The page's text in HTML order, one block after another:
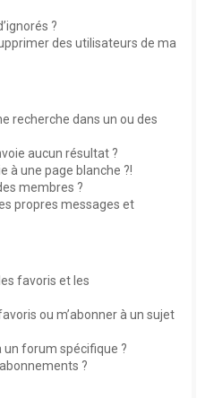
?
des utilisateurs de ma
recherche dans un ou des
aucun résultat ?
à une page blanche ?!
membres ?
propres messages et
favoris et les
ou m’abonner à un sujet
un forum spécifique ?
?